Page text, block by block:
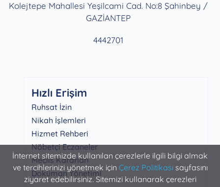
İnternet sitemizde kullanılan çerezlerle ilgili bilgi almak
ve tercihlerinizi yönetmek için Çerez Politikasısayfasını
ziyaret edebilirsiniz. Sitemizi kullanarak çerezleri
Kolejtepe Mahallesi Yeşilcami Cad. No:8 Şahinbey /
GAZİANTEP
4442701
Hızlı Erişim
Ruhsat İzin
Nikah İşlemleri
Hizmet Rehberi
Nöbetçi Eczaneler
Meclis Kararları
Doküman Yönetimi